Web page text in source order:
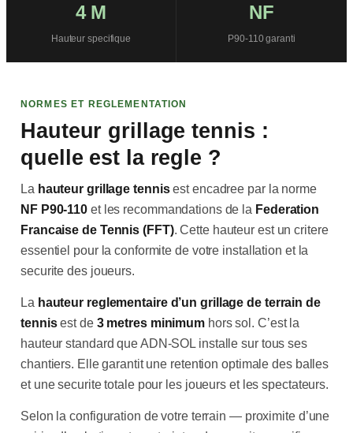
4 M
Hauteur specifique
NF
P90-110 garanti
NORMES ET REGLEMENTATION
Hauteur grillage tennis :
quelle est la regle ?
La hauteur grillage tennisest encadree par la norme
NF P90-110 et les recommandations de la Federation
Francaise de Tennis (FFT). Cette hauteur est un critere
essentiel pour la conformite de votre installation et la
securite des joueurs.
La hauteur reglementaire d’un grillage de terrain de
tennisest de 3 metres minimum hors sol. C’est la
hauteur standard que ADN-SOL installe sur tous ses
chantiers. Elle garantit une retention optimale des balles
et une securite totale pour les joueurs et les spectateurs.
Selon la configuration de votre terrain — proximite d’une